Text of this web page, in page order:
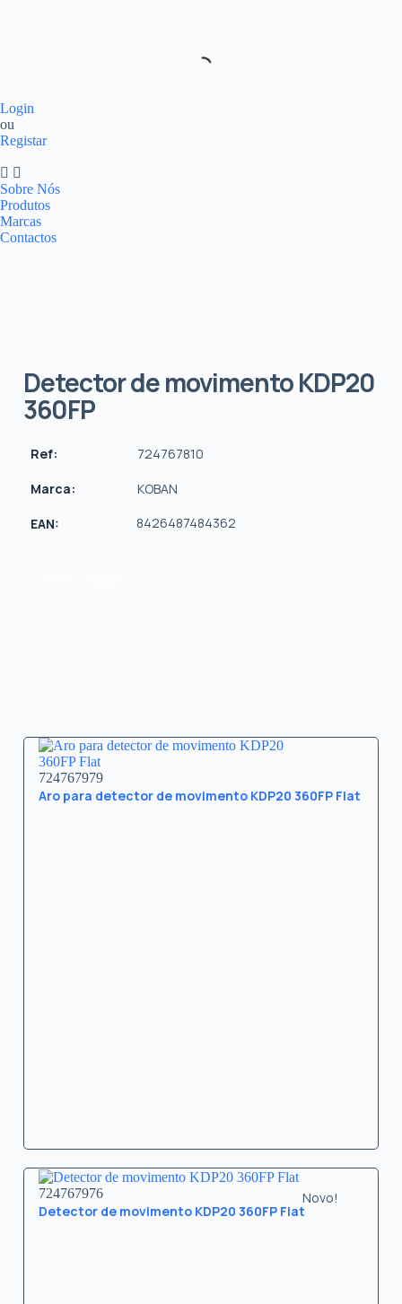
Login
ou
Registar
Sobre Nós
Produtos
Marcas
Contactos
Detector de movimento KDP20
360FP
Ref: 724767810
Marca: KOBAN
EAN: 8426487484362
724767979
Aro para detector de movimento KDP20 360FP Flat
Novo!
724767976
Detector de movimento KDP20 360FP Flat